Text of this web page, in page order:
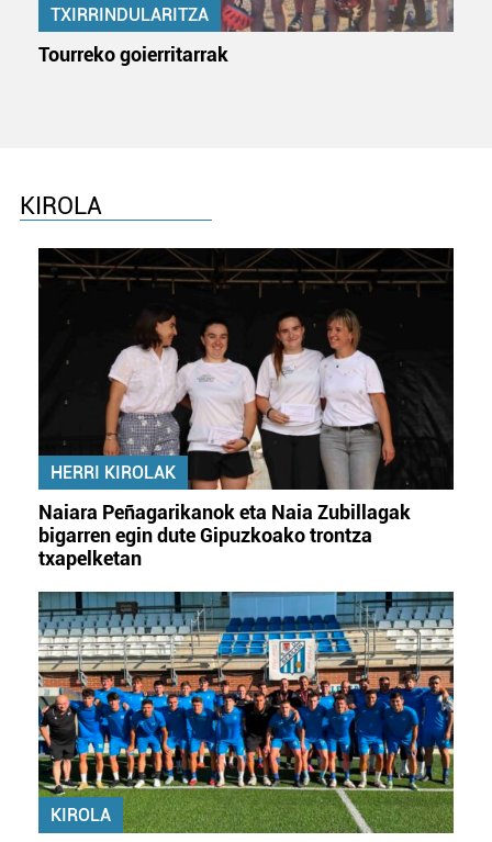
erabiltzen dituen hauta dezakezu.
buruzko informazio gehiago eta ezarri zure lehentasunak
datuen atalean. Edozein unetan alda edo ken dezakezu
zure baimena Cookieen adierazpenean.
Webgune honek cookie propioak eta hirugarrenen cookie-
fitxategiak erabiltzen ditu. Zure esperientzia eta
zerbitzuak hobetzeko asmoz, cookie teknologiaz
baliatzen gara. Ohar hau onartuz gero, teknologia hori
erabiltzeko baimen esplizitua ematen diguzu.Gehiago
TXIRRINDULARITZA
Tourreko goierritarrak
KIROLA
HERRI KIROLAK
Naiara Peñagarikanok eta Naia Zubillagak
bigarren egin dute Gipuzkoako trontza
txapelketan
KIROLA